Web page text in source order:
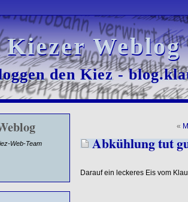
Kiezer
Kiezer
den Kiez -
den Kiez -
Web-Team
«
Abkühlung tut
Darauf ein leckeres Eis vom